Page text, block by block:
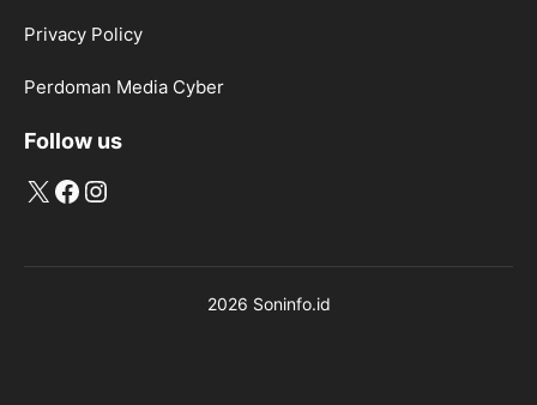
Privacy Policy
Perdoman Media Cyber
Follow us
X Facebook
Instagram
2026 Soninfo.id